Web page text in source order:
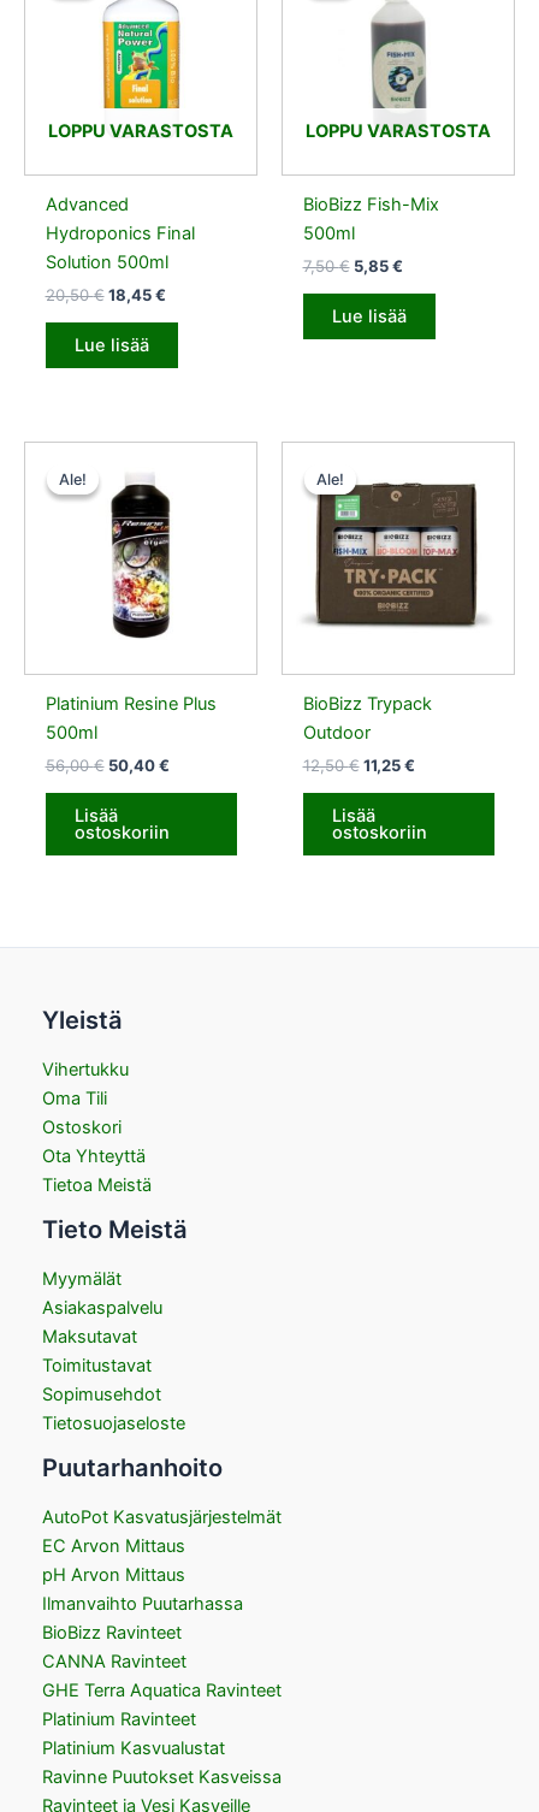
LOPPU VARASTOSTA
Advanced
Hydroponics Final
Solution 500ml
20,50€
20,50 €.
18,45€
18,45 €.
Lue lisää
LOPPU VARASTOSTA
BioBizz Fish-Mix
500ml
7,50€
7,50 €.
5,85€
5,85 €.
Lue lisää
Ale!
Ale!
Platinium Resine Plus
500ml
56,00€
hinta
oli:
56,00 €.
50,40€
50,40 €.
Lisää
ostoskoriin
Ale!
Ale!
BioBizz Trypack
Outdoor
12,50€
oli:
12,50 €.
11,25€
on:
11,25 €.
Lisää
ostoskoriin
Yleistä
Vihertukku
Oma Tili
Ostoskori
Ota Yhteyttä
Tietoa Meistä
Tieto Meistä
Myymälät
Asiakaspalvelu
Maksutavat
Toimitustavat
Sopimusehdot
Tietosuojaseloste
Puutarhanhoito
AutoPot Kasvatusjärjestelmät
EC Arvon Mittaus
pH Arvon Mittaus
Ilmanvaihto Puutarhassa
BioBizz Ravinteet
CANNA Ravinteet
GHE Terra Aquatica Ravinteet
Platinium Ravinteet
Platinium Kasvualustat
Ravinne Puutokset Kasveissa
Ravinteet ja Vesi Kasveille